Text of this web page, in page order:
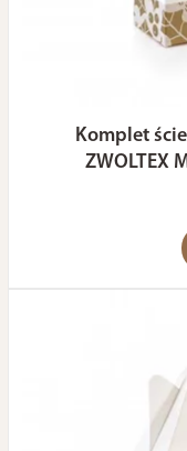
Komplet
ZWOLTEX